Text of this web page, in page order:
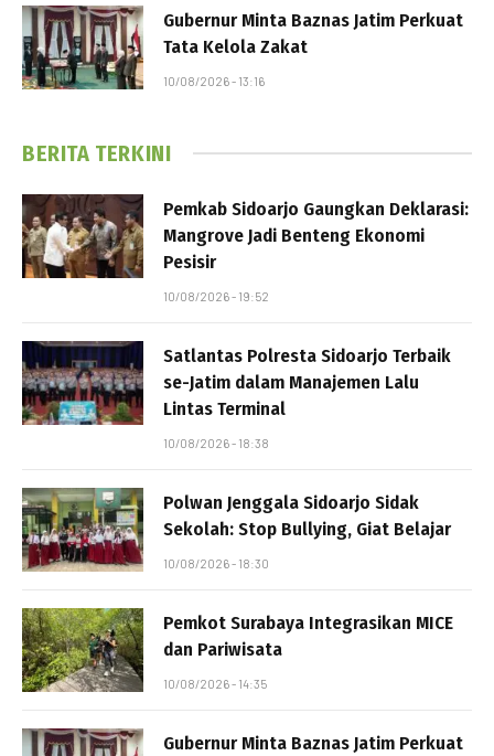
Gubernur Minta Baznas Jatim Perkuat
Tata Kelola Zakat
10/08/2026 - 13:16
BERITA TERKINI
Pemkab Sidoarjo Gaungkan Deklarasi:
Mangrove Jadi Benteng Ekonomi
Pesisir
10/08/2026 - 19:52
Satlantas Polresta Sidoarjo Terbaik
se-Jatim dalam Manajemen Lalu
Lintas Terminal
10/08/2026 - 18:38
Polwan Jenggala Sidoarjo Sidak
Sekolah: Stop Bullying, Giat Belajar
10/08/2026 - 18:30
Pemkot Surabaya Integrasikan MICE
dan Pariwisata
10/08/2026 - 14:35
Gubernur Minta Baznas Jatim Perkuat